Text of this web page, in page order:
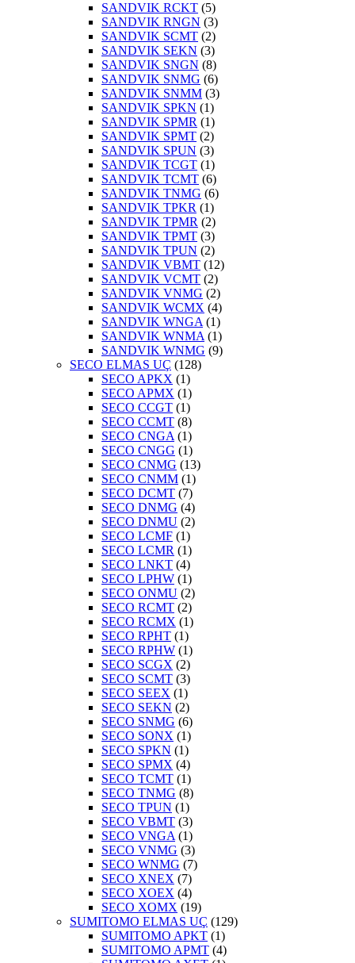
SANDVIK RCKT (5)
SANDVIK RNGN (3)
SANDVIK SCMT (2)
SANDVIK SEKN (3)
SANDVIK SNGN (8)
SANDVIK SNMG (6)
SANDVIK SNMM (3)
SANDVIK SPKN (1)
SANDVIK SPMR (1)
SANDVIK SPMT (2)
SANDVIK SPUN (3)
SANDVIK TCGT (1)
SANDVIK TCMT (6)
SANDVIK TNMG (6)
SANDVIK TPKR (1)
SANDVIK TPMR (2)
SANDVIK TPMT (3)
SANDVIK TPUN (2)
SANDVIK VBMT (12)
SANDVIK VCMT (2)
SANDVIK VNMG (2)
SANDVIK WCMX (4)
SANDVIK WNGA (1)
SANDVIK WNMA (1)
SANDVIK WNMG (9)
SECO ELMAS UÇ (128)
SECO APKX (1)
SECO APMX (1)
SECO CCGT (1)
SECO CCMT (8)
SECO CNGA (1)
SECO CNGG (1)
SECO CNMG (13)
SECO CNMM (1)
SECO DCMT (7)
SECO DNMG (4)
SECO DNMU (2)
SECO LCMF (1)
SECO LCMR (1)
SECO LNKT (4)
SECO LPHW (1)
SECO ONMU (2)
SECO RCMT (2)
SECO RCMX (1)
SECO RPHT (1)
SECO RPHW (1)
SECO SCGX (2)
SECO SCMT (3)
SECO SEEX (1)
SECO SEKN (2)
SECO SNMG (6)
SECO SONX (1)
SECO SPKN (1)
SECO SPMX (4)
SECO TCMT (1)
SECO TNMG (8)
SECO TPUN (1)
SECO VBMT (3)
SECO VNGA (1)
SECO VNMG (3)
SECO WNMG (7)
SECO XNEX (7)
SECO XOEX (4)
SECO XOMX (19)
SUMITOMO ELMAS UÇ (129)
SUMITOMO APKT (1)
SUMITOMO APMT (4)